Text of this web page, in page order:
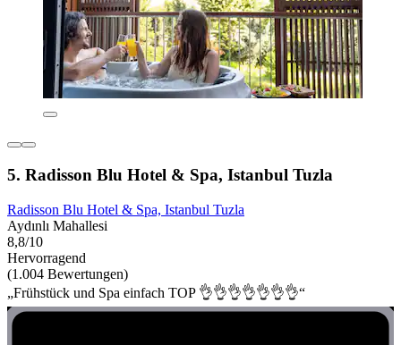
5. Radisson Blu Hotel & Spa, Istanbul Tuzla
Radisson Blu Hotel & Spa, Istanbul Tuzla
Aydınlı Mahallesi
8,8/10
Hervorragend
(1.004 Bewertungen)
„Frühstück und Spa einfach TOP 👌👌👌👌👌👌👌“